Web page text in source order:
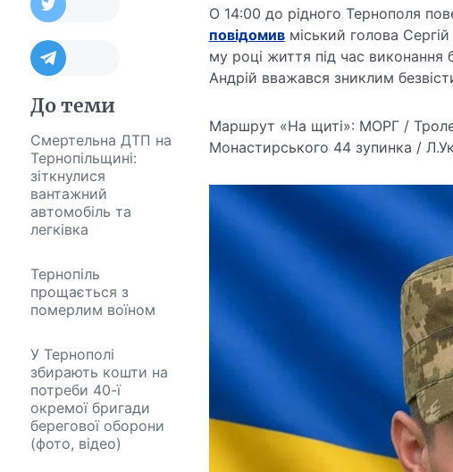
До теми
Смертельна ДТП на
Тернопільщині:
зіткнулися
вантажний
автомобіль та
легківка
Тернопіль
прощається з
померлим воїном
У Тернополі
збирають кошти на
потреби 40-ї
окремої бригади
берегової оборони
(фото, відео)
О 14:00 до рідного Тернополя
повідомивміський голова
му році життя під час виконання
Андрій вважався зниклим
Маршрут «На щиті»: МОРГ /
Монастирського 44 зупинка /